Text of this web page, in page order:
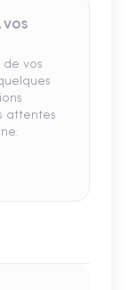
vos
vos
attentes